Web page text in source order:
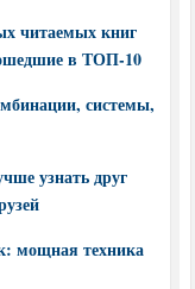
читаемых книг
в ТОП-10
системы,
узнать друг
мощная техника